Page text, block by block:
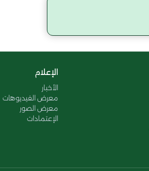
الإعلام
الأخبار
معرض الفيديوهات
معرض الصور
الإعتمادات